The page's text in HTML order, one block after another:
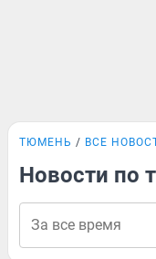
ТЮМЕНЬ ВСЕ
Новости по